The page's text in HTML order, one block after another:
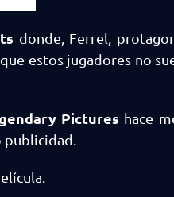
donde, Ferrel,
estos jugadores no
Pictures hace